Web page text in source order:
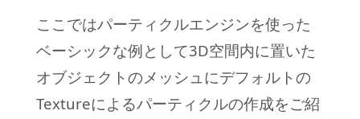
ここではパーティクルエンジンを使った
ベーシックな例として3D空間内に置いた
オブジェクトのメッシュにデフォルトの
Textureによるパーティクルの作成をご紹